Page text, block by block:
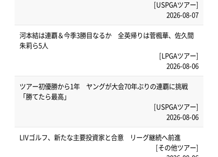
[USPGAツアー]
2026-08-07
河本結は連覇＆今季3勝目なるか 全英帰りは菅楓華、佐久間
朱莉ら5人
[LPGAツアー]
2026-08-06
ツアー初優勝から1年 ヤングが大会70年ぶりの連覇に挑戦
「勝てたら最高」
[USPGAツアー]
2026-08-06
LIVゴルフ、新たな主要投資家と合意 リーグ継続へ前進
[その他ツアー]